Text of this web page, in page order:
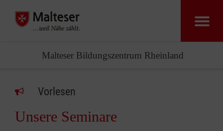
Malteser Bildungszentrum Rheinland
Vorlesen
Unsere Seminare